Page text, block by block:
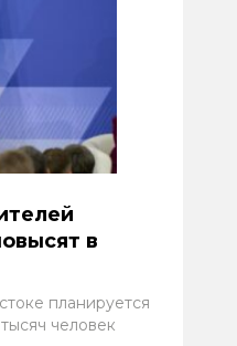
в
планируется
человек